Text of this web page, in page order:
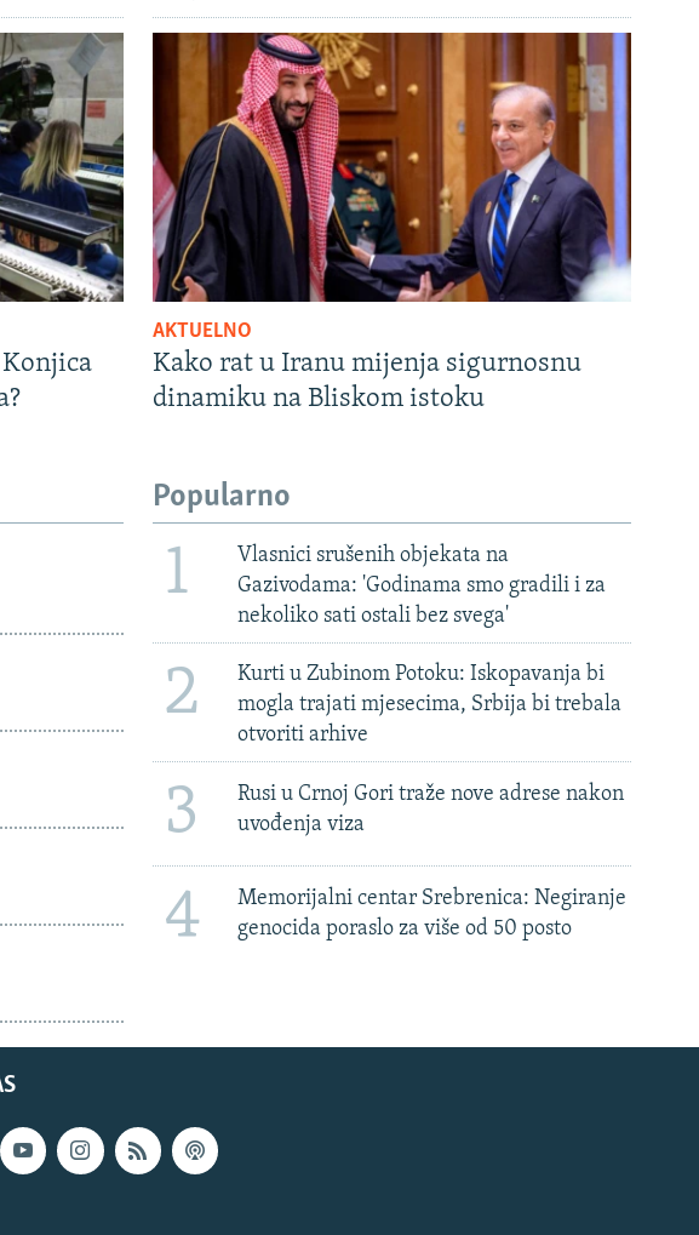
AKTUELNO
Kako rat u Iranu mijenja sigurnosnu
dinamiku na Bliskom istoku
Popularno
1
Vlasnici srušenih objekata na
Gazivodama: 'Godinama smo gradili i za
nekoliko sati ostali bez svega'
2
Kurti u Zubinom Potoku: Iskopavanja bi
mogla trajati mjesecima, Srbija bi trebala
otvoriti arhive
3
Rusi u Crnoj Gori traže nove adrese nakon
uvođenja viza
4
Memorijalni centar Srebrenica: Negiranje
genocida poraslo za više od 50 posto